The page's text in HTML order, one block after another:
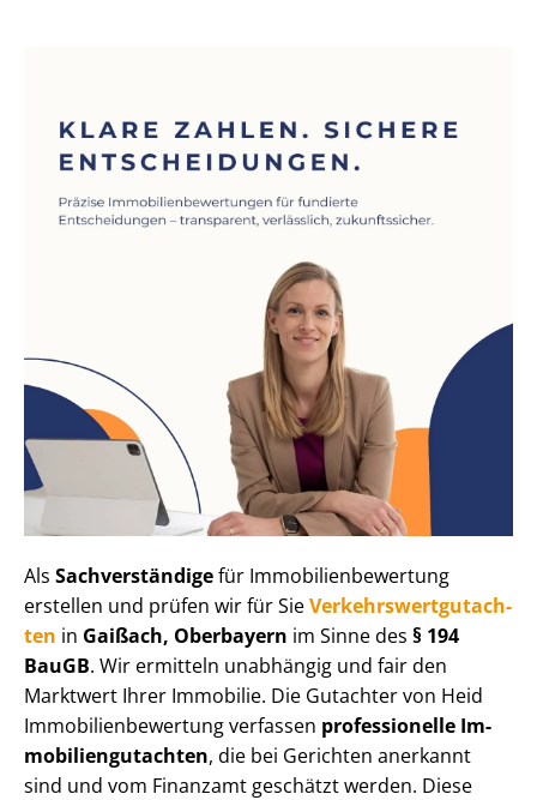
Als Sachverständigefür Im­mo­bi­li­en­be­wer­tung
erstellen und prüfen wir für SieVer­kehrs­wert­gut­ach­
ten in Gaißach, Oberbayern im Sinne des § 194
BauGB. Wir ermitteln unabhängig und fair den
Marktwert Ihrer Immobilie. Die Gutachter von Heid
Im­mo­bi­li­en­be­wer­tung verfassen professionelle Im­
mo­bi­li­en­gut­ach­ten, die bei Gerichten anerkannt
sind und vom Finanzamt geschätzt werden. Diese